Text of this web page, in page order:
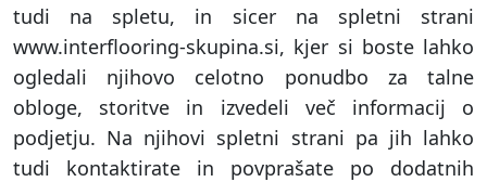
tudi na spletu, in sicer na spletni strani
www.interflooring-skupina.si, kjer si boste lahko
ogledali njihovo celotno ponudbo za talne
obloge, storitve in izvedeli več informacij o
podjetju. Na njihovi spletni strani pa jih lahko
tudi kontaktirate in povprašate po dodatnih